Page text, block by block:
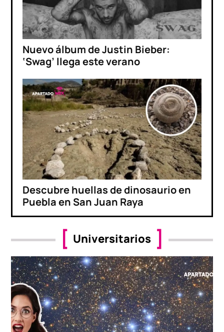
Nuevo álbum de Justin Bieber:
‘Swag’ llega este verano
Descubre huellas de dinosaurio en
Puebla en San Juan Raya
Universitarios